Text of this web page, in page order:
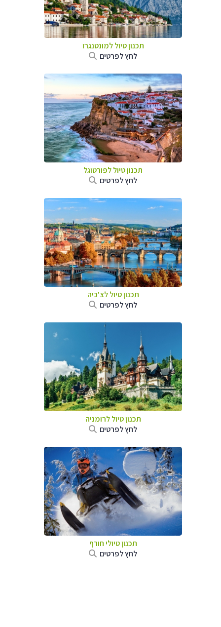
תכנון טיול למונטנגרו
לחץ לפרטים
תכנון טיול לפורטוגל
לחץ לפרטים
תכנון טיול לצ'כיה
לחץ לפרטים
תכנון טיול לרומניה
לחץ לפרטים
תכנון טיולי חורף
לחץ לפרטים